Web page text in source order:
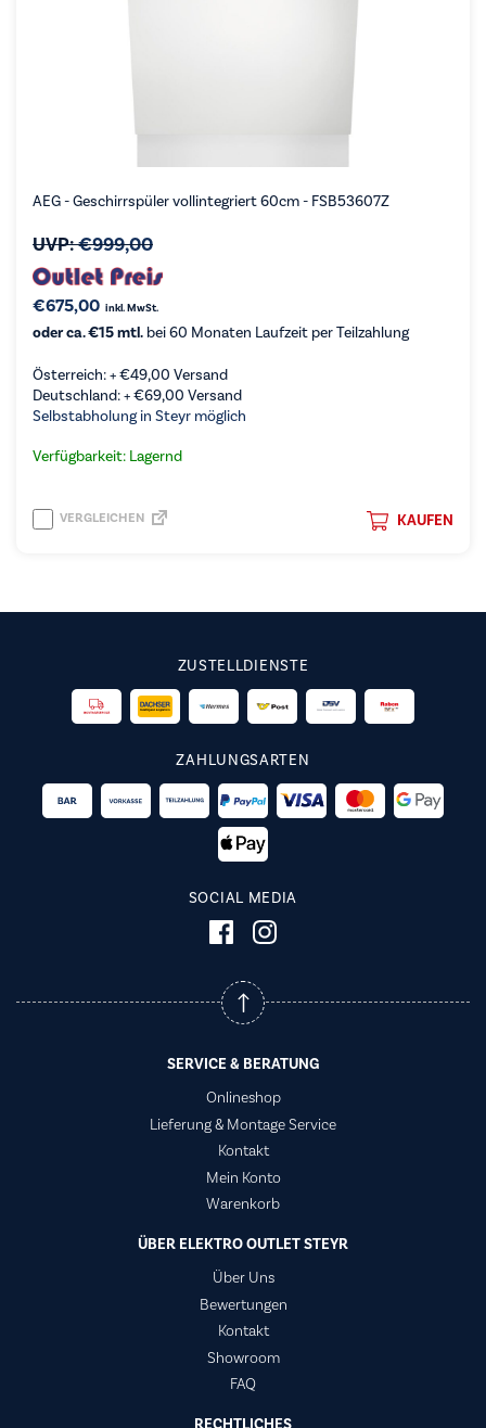
AEG - Geschirrspüler vollintegriert 60cm - FSB53607Z
UVP:€999,00
€675,00 inkl. MwSt.
oder ca. €15 mtl. bei 60 Monaten Laufzeit per Teilzahlung
Österreich: +€49,00 Versand
Deutschland: +€69,00 Versand
Selbstabholung in Steyr möglich
Verfügbarkeit: Lagernd
KAUFEN
VERGLEICHEN
ZUSTELLDIENSTE
ZAHLUNGSARTEN
SOCIAL MEDIA
SERVICE & BERATUNG
Onlineshop
Lieferung & Montage Service
Kontakt
Mein Konto
Warenkorb
ÜBER ELEKTRO OUTLET STEYR
Über Uns
Bewertungen
Kontakt
Showroom
FAQ